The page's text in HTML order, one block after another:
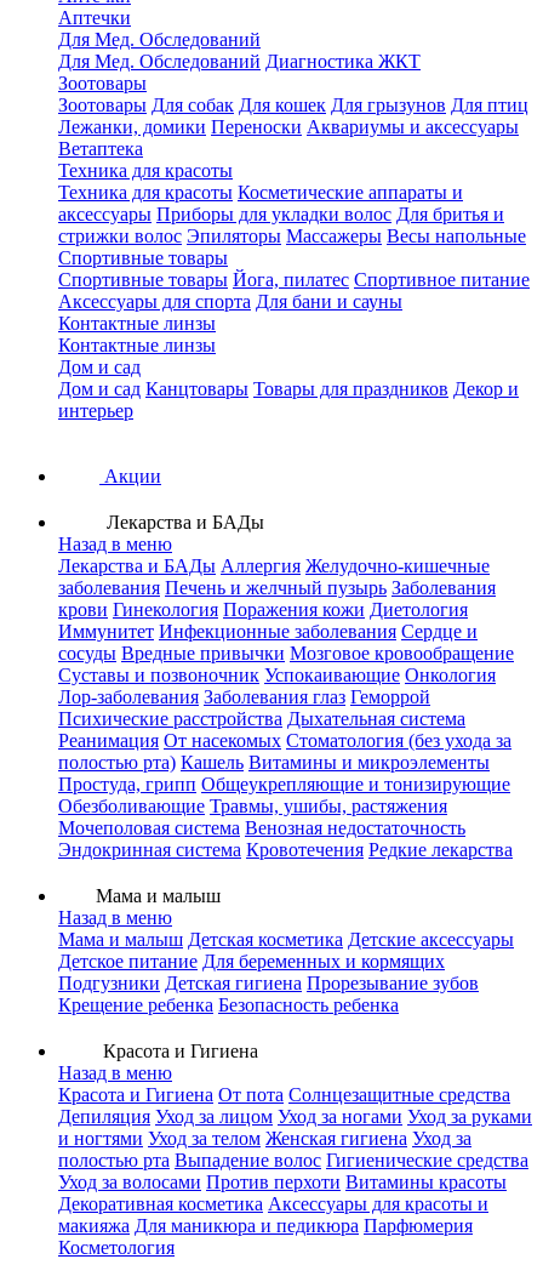
Аптечки
Для Мед. Обследований
Для Мед. Обследований Диагностика ЖКТ
Зоотовары
Зоотовары Для собак Для кошек Для грызунов Для птиц
Лежанки, домики Переноски Аквариумы и аксессуары
Ветаптека
Техника для красоты
Техника для красоты Косметические аппараты и
аксессуары Приборы для укладки волос Для бритья и
стрижки волос Эпиляторы Массажеры Весы напольные
Спортивные товары
Спортивные товары Йога, пилатес Спортивное питание
Аксессуары для спорта Для бани и сауны
Контактные линзы
Контактные линзы
Дом и сад
Дом и сад Канцтовары Товары для праздников Декор и
интерьер
Акции
Лекарства и БАДы
Назад в меню
Лекарства и БАДы Аллергия Желудочно-кишечные
заболевания Печень и желчный пузырь Заболевания
крови Гинекология Поражения кожи Диетология
Иммунитет Инфекционные заболевания Сердце и
сосуды Вредные привычки Мозговое кровообращение
Суставы и позвоночник Успокаивающие Онкология
Лор-заболевания Заболевания глаз Геморрой
Психические расстройства Дыхательная система
Реанимация От насекомых Стоматология (без ухода за
полостью рта) Кашель Витамины и микроэлементы
Простуда, грипп Общеукрепляющие и тонизирующие
Обезболивающие Травмы, ушибы, растяжения
Мочеполовая система Венозная недостаточность
Эндокринная система Кровотечения Редкие лекарства
Мама и малыш
Назад в меню
Мама и малыш Детская косметика Детские аксессуары
Детское питание Для беременных и кормящих
Подгузники Детская гигиена Прорезывание зубов
Крещение ребенка Безопасность ребенка
Красота и Гигиена
Назад в меню
Красота и Гигиена От пота Солнцезащитные средства
Депиляция Уход за лицом Уход за ногами Уход за руками
и ногтями Уход за телом Женская гигиена Уход за
полостью рта Выпадение волос Гигиенические средства
Уход за волосами Против перхоти Витамины красоты
Декоративная косметика Аксессуары для красоты и
макияжа Для маникюра и педикюра Парфюмерия
Косметология